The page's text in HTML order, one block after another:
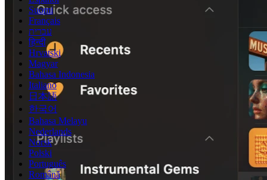
Suomi
Français
עברית
हिन्दी
Hrvatski
Magyar
Bahasa Indonesia
Italiano
日本語
한국어
Bahasa Melayu
Nederlands
Norsk
Polski
Português
Română